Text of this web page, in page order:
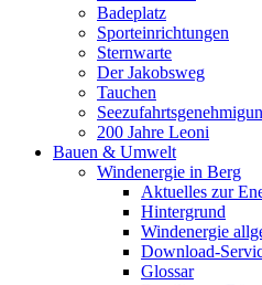
Badeplatz
Sporteinrichtungen
Sternwarte
Der Jakobsweg
Tauchen
200 Jahre Leoni
Bauen & Umwelt
Windenergie in Berg
Aktuelles zur
Hintergrund
Windenergie
Download-
Glossar